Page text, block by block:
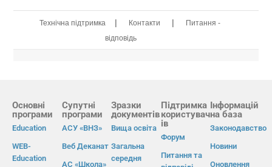
Технічна підтримка | Контакти |
Питання -
відповідь
Основні
програми
Education
WEB-
Education
Супутні
програми
АСУ «ВНЗ»
Веб Деканат
АС «Школа»
Зразки
документів
Вища освіта
Загальна
середня
Підтримка
користувач
ів
Форум
Питання та
Інформацій
на база
Законодавство
Новини
Оновлення